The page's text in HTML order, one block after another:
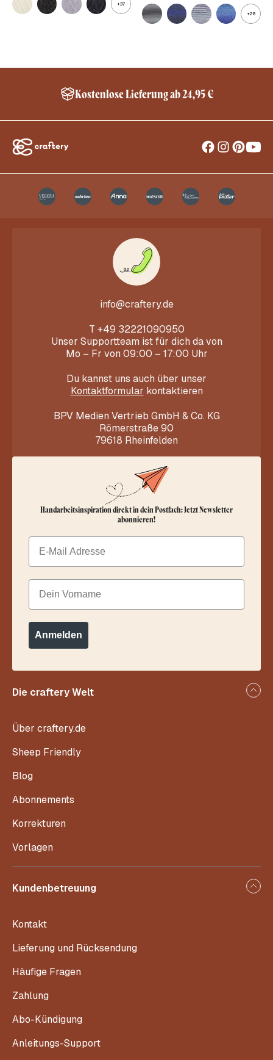
+37
+28
Kostenlose Lieferung ab 24,95 €
info@craftery.de
T +49 32221090950
Unser Supportteam ist für dich da von
Mo – Fr von 09:00 – 17:00 Uhr
Du kannst uns auch über unser
Kontaktformular kontaktieren
BPV Medien Vertrieb GmbH & Co. KG
Römerstraße 90
79618 Rheinfelden
Die craftery Welt
Über craftery.de
Sheep Friendly
Blog
Abonnements
Korrekturen
Vorlagen
Kundenbetreuung
Kontakt
Lieferung und Rücksendung
Häufige Fragen
Zahlung
Abo-Kündigung
Anleitungs-Support
Handarbeitsinspiration direkt in dein Postfach: Jetzt Newsletter
abonnieren!
Email
Dein Vorname
Anmelden